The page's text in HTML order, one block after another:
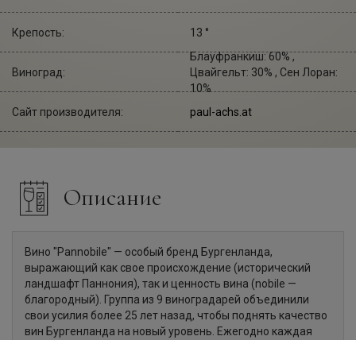
Крепость: 13 °
Виноград:
Блауфранкиш: 60% ,
Цвайгельт: 30% , Сен Лоран:
10%
Сайт производителя:
paul-achs.at
Описание
Вино "Pannobile" — особый бренд Бургенланда,
выражающий как свое происхождение (исторический
ландшафт Паннония), так и ценность вина (nobile —
благородный). Группа из 9 виноградарей объединили
свои усилия более 25 лет назад, чтобы поднять качество
вин Бургенланда на новый уровень. Ежегодно каждая